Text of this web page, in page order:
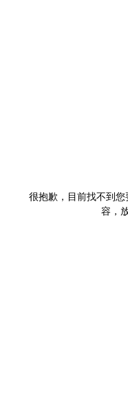
很抱歉，目前找不到
容，